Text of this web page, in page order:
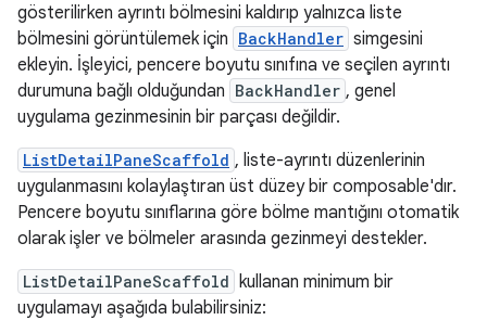
gösterilirken ayrıntı bölmesini kaldırıp yalnızca liste
bölmesini görüntülemek için BackHandler simgesini
ekleyin. İşleyici, pencere boyutu sınıfına ve seçilen ayrıntı
durumuna bağlı olduğundan BackHandler , genel
uygulama gezinmesinin bir parçası değildir.
ListDetailPaneScaffold , liste-ayrıntı düzenlerinin
uygulanmasını kolaylaştıran üst düzey bir composable'dır.
Pencere boyutu sınıflarına göre bölme mantığını otomatik
olarak işler ve bölmeler arasında gezinmeyi destekler.
ListDetailPaneScaffold
kullanan minimum bir
uygulamayı aşağıda bulabilirsiniz: